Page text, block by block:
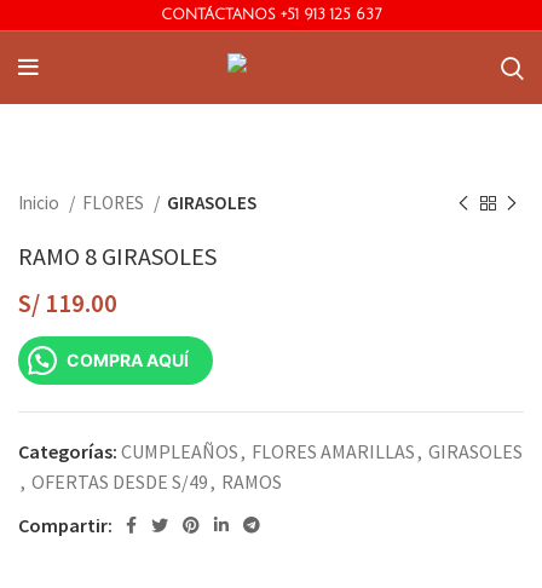
CONTÁCTANOS +51 913 125 637
Inicio FLORES GIRASOLES
RAMO 8 GIRASOLES
S/ 119.00
COMPRA AQUÍ
Categorías: CUMPLEAÑOS, FLORES AMARILLAS, GIRASOLES
, OFERTAS DESDE S/49, RAMOS
Compartir: